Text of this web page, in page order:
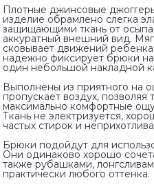
Плотные джинсовые
изделие обрамлено слегка
защищающими ткань от
аккуратный внешний вид.
сковывает движений
надежно фиксирует брюки
один небольшой накладной
Выполнены из приятного на
пропускает воздух, позволяя
максимально комфортные
Ткань не электризуется,
частых стирок и
Брюки подойдут для
Они одинаково хорошо
также рубашками,
практически любого оттенка.